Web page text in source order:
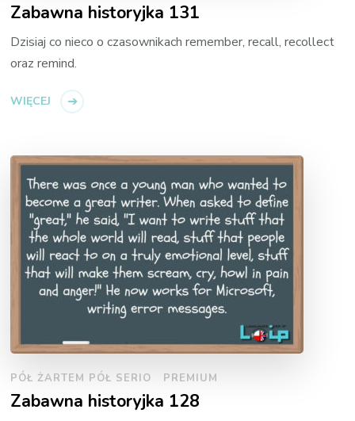
Zabawna historyjka 131
Dzisiaj co nieco o czasownikach remember, recall, recollect
oraz remind.
WIĘCEJ
PÓŁ ŻARTEM PÓŁ SERIO PREMIUM
Zabawna historyjka 128